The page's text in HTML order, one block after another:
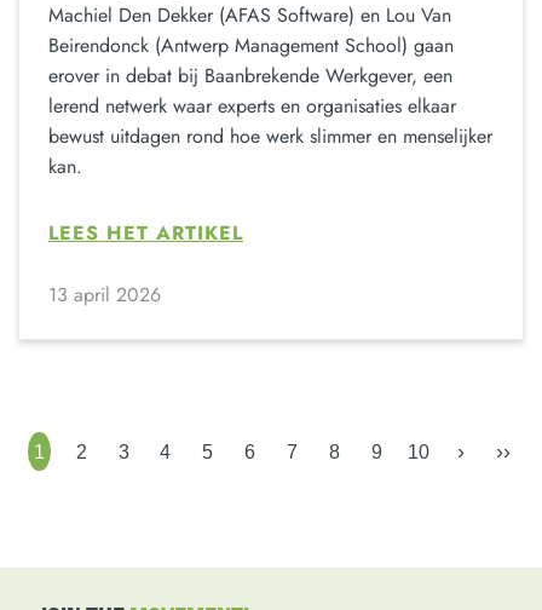
Machiel Den Dekker (AFAS Software) en Lou Van
Beirendonck (Antwerp Management School) gaan
erover in debat bij Baanbrekende Werkgever, een
lerend netwerk waar experts en organisaties elkaar
bewust uitdagen rond hoe werk slimmer en menselijker
kan.
LEES HET ARTIKEL
13 april 2026
1 2 3 4 5 6 7 8 9 10 › ››